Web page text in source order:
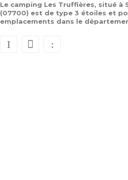
Le camping Les Truffières, situé à
(07700) est de type 3 étoiles et
emplacements dans le